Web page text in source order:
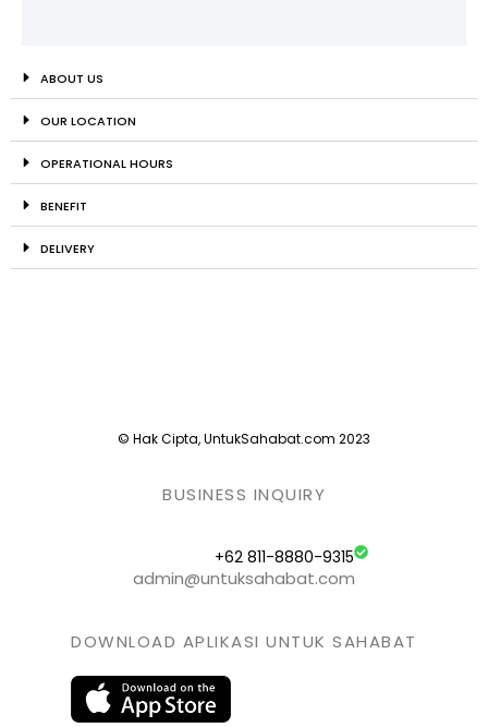
ABOUT US
OUR LOCATION
OPERATIONAL HOURS
BENEFIT
DELIVERY
© Hak Cipta, UntukSahabat.com 2023
BUSINESS INQUIRY
+62 811-8880-9315
admin@untuksahabat.com
DOWNLOAD APLIKASI UNTUK SAHABAT